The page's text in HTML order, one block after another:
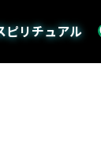
ピリチュアル